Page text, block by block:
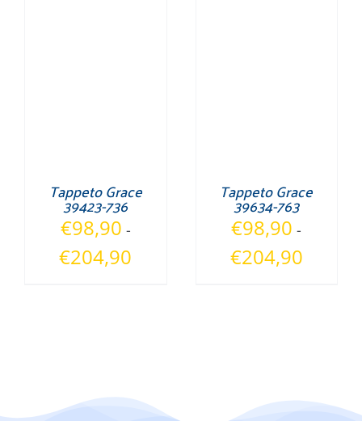
Tappeto Grace
39423-736
€98,90 -
€204,90
Tappeto Grace
39634-763
€98,90 -
€204,90Fascia